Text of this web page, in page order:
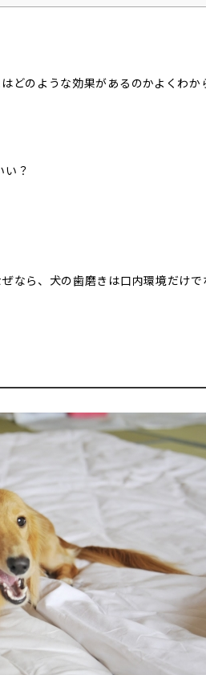
どのような効果があるのかよくわ
い？
なら、犬の歯磨きは口内環境だけ